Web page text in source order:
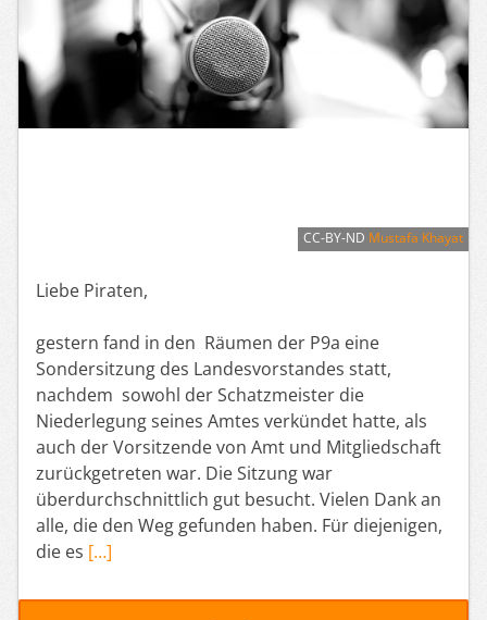
CC-BY-ND Mustafa Khayat
Liebe Piraten,
gestern fand in den Räumen der P9a eine
Sondersitzung des Landesvorstandes statt,
nachdem sowohl der Schatzmeister die
Niederlegung seines Amtes verkündet hatte, als
auch der Vorsitzende von Amt und Mitgliedschaft
zurückgetreten war. Die Sitzung war
überdurchschnittlich gut besucht. Vielen Dank an
alle, die den Weg gefunden haben. Für diejenigen,
die es […]